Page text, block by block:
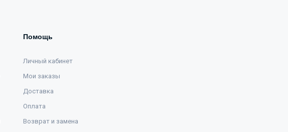
Помощь
Личный кабинет
Мои заказы
Доставка
Оплата
Возврат и замена